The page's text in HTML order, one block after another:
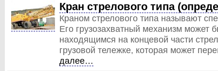
Кран стрелового типа
Краном стрелового типа называют
Его грузозахватный механизм может
находящимся на концевой части
грузовой тележке, которая может
далее…